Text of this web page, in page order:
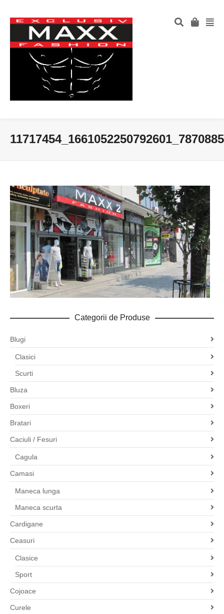
Categorii de Produse
Blugi
Clasici
Scurti
Bluza
Boxeri
Bratari
Caciuli / Fesuri
Cagula
Camasi
Maneca lunga
Maneca scurta
Cardigane
Ceasuri
Clasice
Sport
Cojoace
Curele